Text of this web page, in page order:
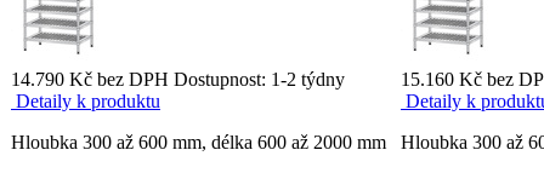
14.790 Kč bez DPH Dostupnost: 1-2 týdny
Detaily k produktu
Hloubka 300 až 600 mm, délka 600 až 2000 mm
15.160 Kč bez
Detaily k
Hloubka 300 až